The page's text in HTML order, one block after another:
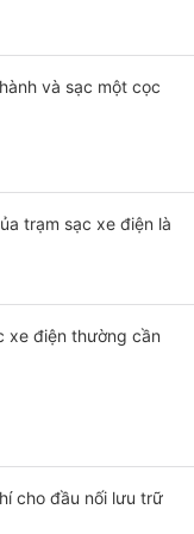
và sạc một cọc
trạm sạc xe điện là
xe điện thường cần
cho đầu nối lưu trữ